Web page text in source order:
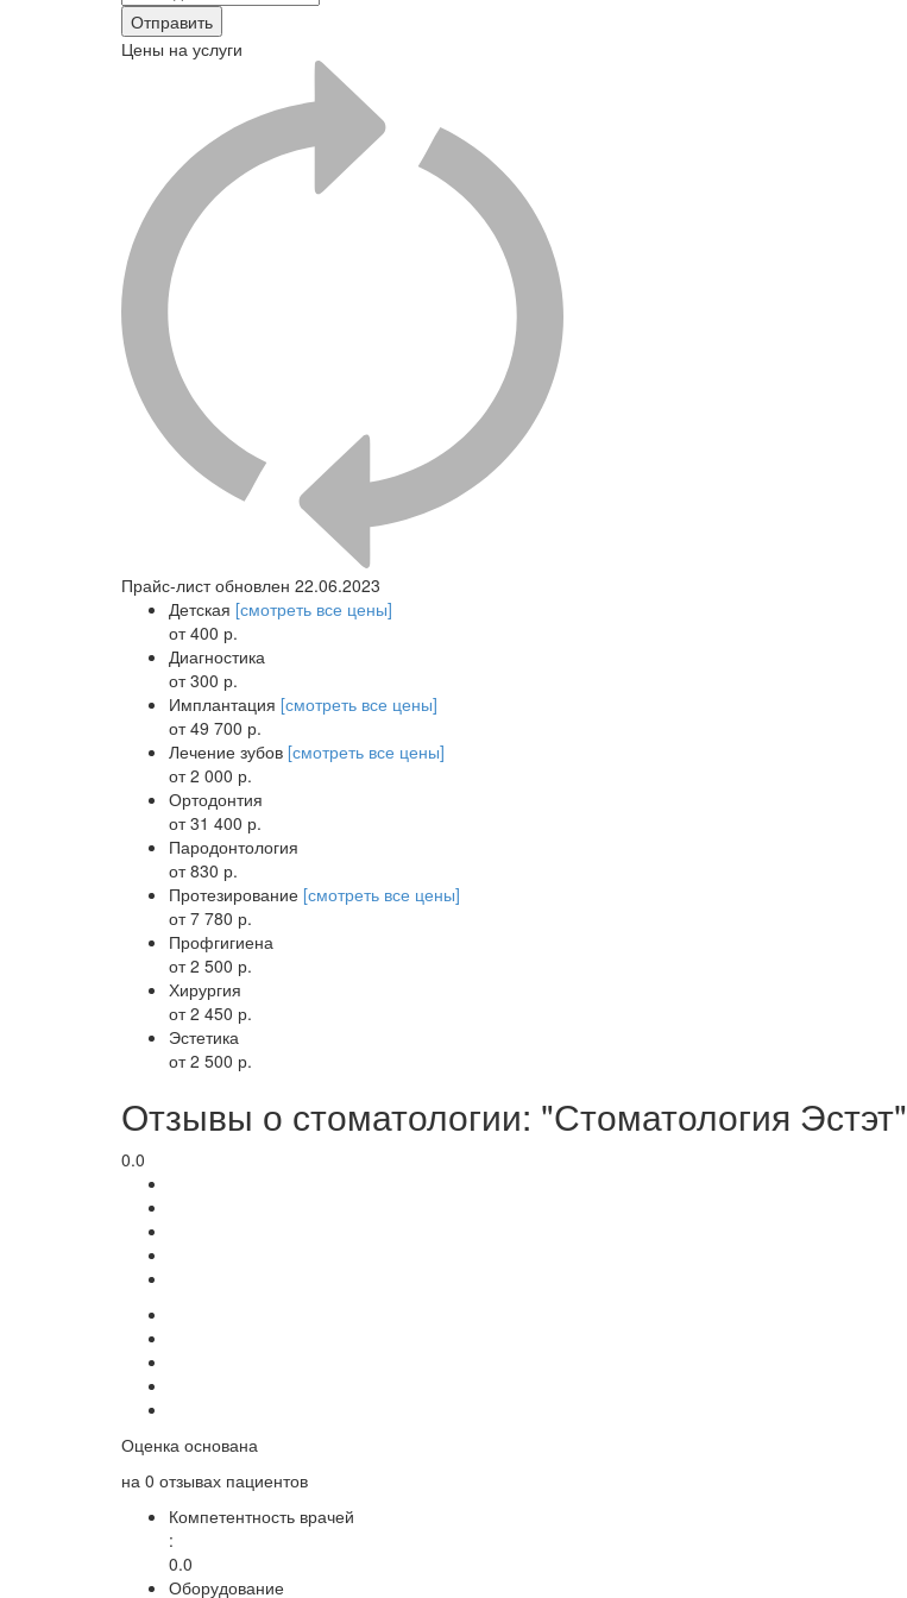
Отправить
Цены на услуги
Прайс-лист обновлен 22.06.2023
Детская [смотреть все цены]
от 400 р.
Диагностика
от 300 р.
Имплантация [смотреть все цены]
от 49 700 р.
Лечение зубов [смотреть все цены]
от 2 000 р.
Ортодонтия
от 31 400 р.
Пародонтология
от 830 р.
Протезирование [смотреть все цены]
от 7 780 р.
Профгигиена
от 2 500 р.
Хирургия
от 2 450 р.
Эстетика
от 2 500 р.
Отзывы о стоматологии: "Стоматология Эстэт"
0.0
Оценка основана
на 0 отзывах пациентов
Компетентность врачей
:
0.0
Оборудование